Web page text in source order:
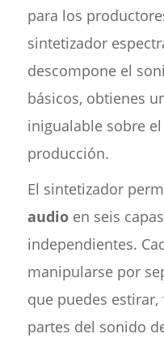
para los
sintetizador
descompone el
básicos, obtienes
inigualable sobre
producción.
El sintetizador
audioen seis
independientes.
manipularse por
que puedes
partes del sonido